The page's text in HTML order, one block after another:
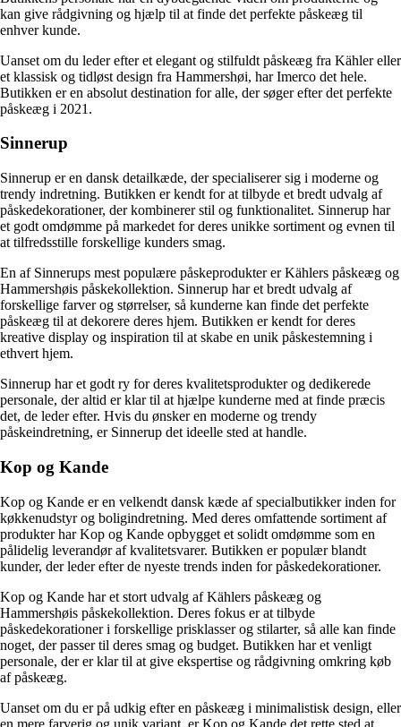
kan give rådgivning og hjælp til at finde det perfekte påskeæg til
enhver kunde.
Uanset om du leder efter et elegant og stilfuldt påskeæg fra Kähler eller
et klassisk og tidløst design fra Hammershøi, har Imerco det hele.
Butikken er en absolut destination for alle, der søger efter det perfekte
påskeæg i 2021.
Sinnerup
Sinnerup er en dansk detailkæde, der specialiserer sig i moderne og
trendy indretning. Butikken er kendt for at tilbyde et bredt udvalg af
påskedekorationer, der kombinerer stil og funktionalitet. Sinnerup har
et godt omdømme på markedet for deres unikke sortiment og evnen til
at tilfredsstille forskellige kunders smag.
En af Sinnerups mest populære påskeprodukter er Kählers påskeæg og
Hammershøis påskekollektion. Sinnerup har et bredt udvalg af
forskellige farver og størrelser, så kunderne kan finde det perfekte
påskeæg til at dekorere deres hjem. Butikken er kendt for deres
kreative display og inspiration til at skabe en unik påskestemning i
ethvert hjem.
Sinnerup har et godt ry for deres kvalitetsprodukter og dedikerede
personale, der altid er klar til at hjælpe kunderne med at finde præcis
det, de leder efter. Hvis du ønsker en moderne og trendy
påskeindretning, er Sinnerup det ideelle sted at handle.
Kop og Kande
Kop og Kande er en velkendt dansk kæde af specialbutikker inden for
køkkenudstyr og boligindretning. Med deres omfattende sortiment af
produkter har Kop og Kande opbygget et solidt omdømme som en
pålidelig leverandør af kvalitetsvarer. Butikken er populær blandt
kunder, der leder efter de nyeste trends inden for påskedekorationer.
Kop og Kande har et stort udvalg af Kählers påskeæg og
Hammershøis påskekollektion. Deres fokus er at tilbyde
påskedekorationer i forskellige prisklasser og stilarter, så alle kan finde
noget, der passer til deres smag og budget. Butikken har et venligt
personale, der er klar til at give ekspertise og rådgivning omkring køb
af påskeæg.
Uanset om du er på udkig efter en påskeæg i minimalistisk design, eller
en mere farverig og unik variant, er Kop og Kande det rette sted at